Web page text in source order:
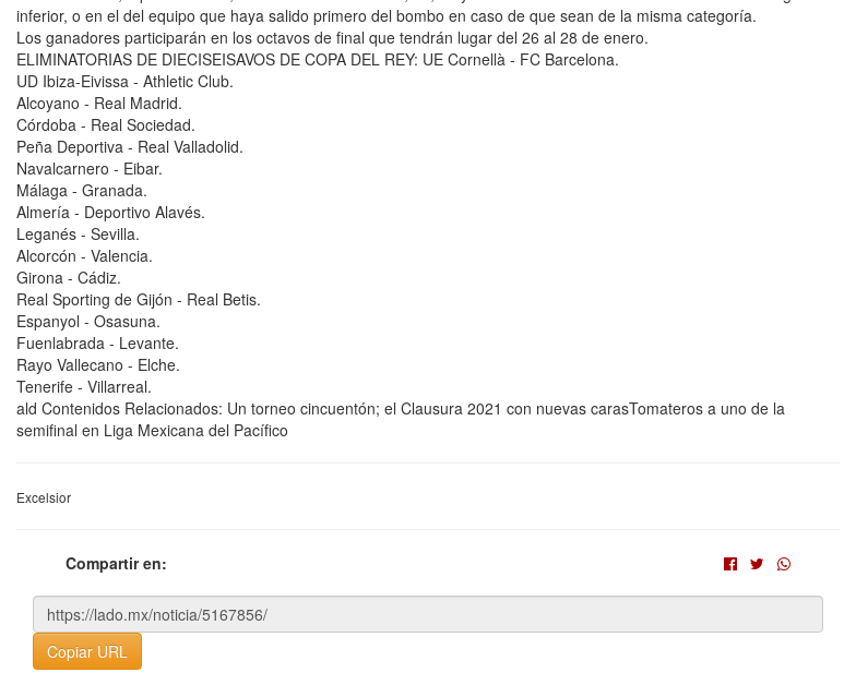
inferior, o en el del equipo que haya salido primero del bombo en caso de que sean de la misma categoría.
Los ganadores participarán en los octavos de final que tendrán lugar del 26 al 28 de enero.
ELIMINATORIAS DE DIECISEISAVOS DE COPA DEL REY: UE Cornellà - FC Barcelona.
UD Ibiza-Eivissa - Athletic Club.
Alcoyano - Real Madrid.
Córdoba - Real Sociedad.
Peña Deportiva - Real Valladolid.
Navalcarnero - Eibar.
Málaga - Granada.
Almería - Deportivo Alavés.
Leganés - Sevilla.
Alcorcón - Valencia.
Girona - Cádiz.
Real Sporting de Gijón - Real Betis.
Espanyol - Osasuna.
Fuenlabrada - Levante.
Rayo Vallecano - Elche.
Tenerife - Villarreal.
ald Contenidos Relacionados: Un torneo cincuentón; el Clausura 2021 con nuevas carasTomateros a uno de la
semifinal en Liga Mexicana del Pacífico
Excelsior
Compartir en:
Copiar URL